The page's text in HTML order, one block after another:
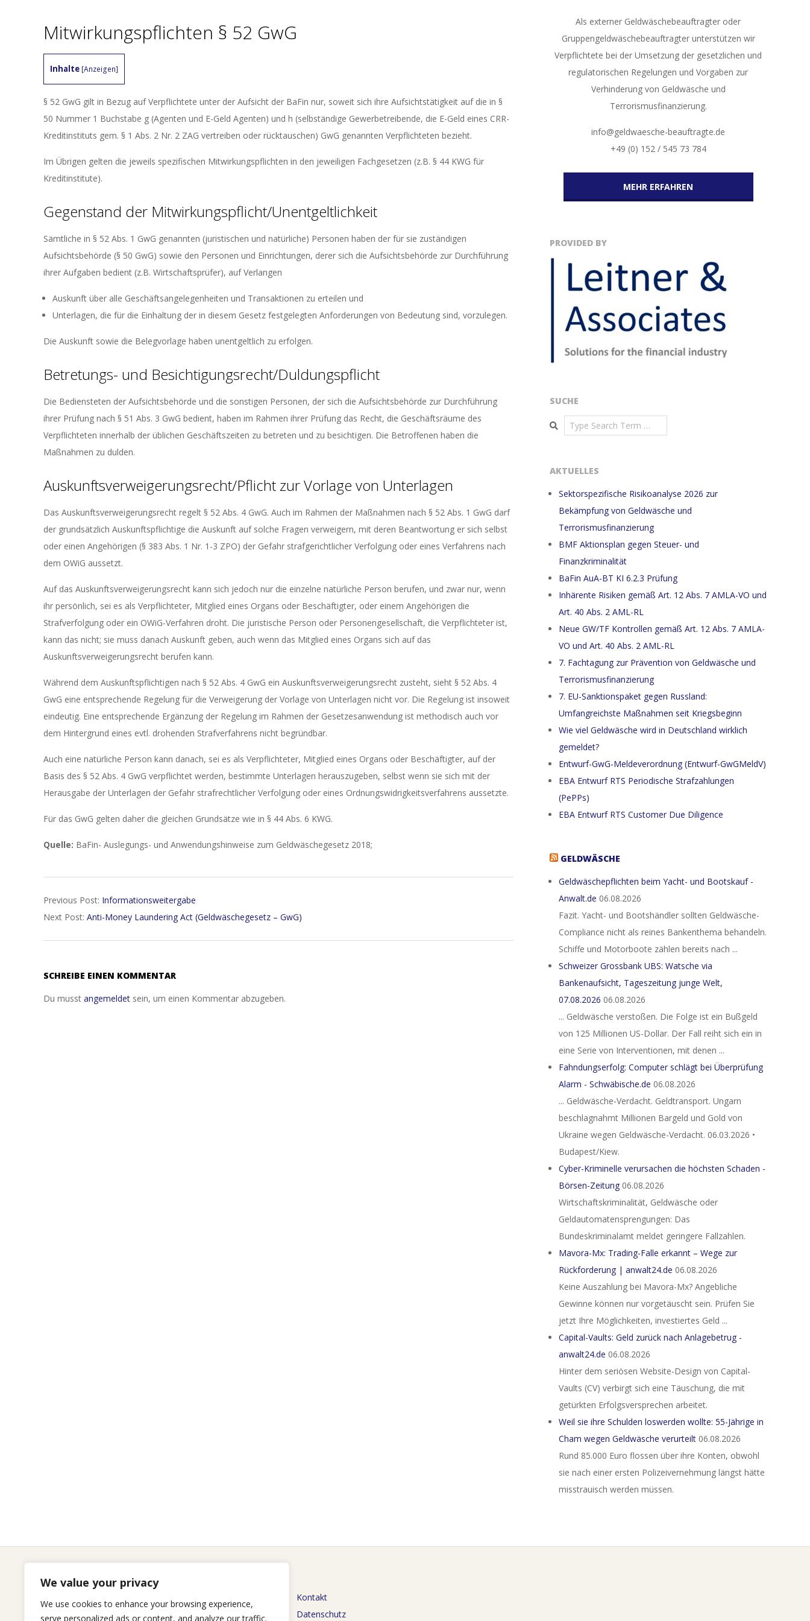
We value your privacy
We use cookies to enhance your browsing experience,
serve personalized ads or content, and analyze our traffic.
Mitwirkungspflichten § 52 GwG
Inhalte [Anzeigen]
§ 52 GwG gilt in Bezug auf Verpflichtete unter der Aufsicht der BaFin nur, soweit sich ihre Aufsichtstätigkeit auf die in §
50 Nummer 1 Buchstabe g (Agenten und E-Geld Agenten) und h (selbständige Gewerbetreibende, die E-Geld eines CRR-
Kreditinstituts gem. § 1 Abs. 2 Nr. 2 ZAG vertreiben oder rücktauschen) GwG genannten Verpflichteten bezieht.
Im Übrigen gelten die jeweils spezifischen Mitwirkungspflichten in den jeweiligen Fachgesetzen (z.B. § 44 KWG für
Kreditinstitute).
Gegenstand der Mitwirkungspflicht/Unentgeltlichkeit
Sämtliche in § 52 Abs. 1 GwG genannten (juristischen und natürliche) Personen haben der für sie zuständigen
Aufsichtsbehörde (§ 50 GwG) sowie den Personen und Einrichtungen, derer sich die Aufsichtsbehörde zur Durchführung
ihrer Aufgaben bedient (z.B. Wirtschaftsprüfer), auf Verlangen
Auskunft über alle Geschäftsangelegenheiten und Transaktionen zu erteilen und
Unterlagen, die für die Einhaltung der in diesem Gesetz festgelegten Anforderungen von Bedeutung sind, vorzulegen.
Die Auskunft sowie die Belegvorlage haben unentgeltlich zu erfolgen.
Betretungs- und Besichtigungsrecht/Duldungspflicht
Die Bediensteten der Aufsichtsbehörde und die sonstigen Personen, der sich die Aufsichtsbehörde zur Durchführung
ihrer Prüfung nach § 51 Abs. 3 GwG bedient, haben im Rahmen ihrer Prüfung das Recht, die Geschäftsräume des
Verpflichteten innerhalb der üblichen Geschäftszeiten zu betreten und zu besichtigen. Die Betroffenen haben die
Maßnahmen zu dulden.
Auskunftsverweigerungsrecht/Pflicht zur Vorlage von Unterlagen
Das Auskunftsverweigerungsrecht regelt § 52 Abs. 4 GwG. Auch im Rahmen der Maßnahmen nach § 52 Abs. 1 GwG darf
der grundsätzlich Auskunftspflichtige die Auskunft auf solche Fragen verweigern, mit deren Beantwortung er sich selbst
oder einen Angehörigen (§ 383 Abs. 1 Nr. 1-3 ZPO) der Gefahr strafgerichtlicher Verfolgung oder eines Verfahrens nach
dem OWiG aussetzt.
Auf das Auskunftsverweigerungsrecht kann sich jedoch nur die einzelne natürliche Person berufen, und zwar nur, wenn
ihr persönlich, sei es als Verpflichteter, Mitglied eines Organs oder Beschäftigter, oder einem Angehörigen die
Strafverfolgung oder ein OWiG-Verfahren droht. Die juristische Person oder Personengesellschaft, die Verpflichteter ist,
kann das nicht; sie muss danach Auskunft geben, auch wenn das Mitglied eines Organs sich auf das
Auskunftsverweigerungsrecht berufen kann.
Während dem Auskunftspflichtigen nach § 52 Abs. 4 GwG ein Auskunftsverweigerungsrecht zusteht, sieht § 52 Abs. 4
GwG eine entsprechende Regelung für die Verweigerung der Vorlage von Unterlagen nicht vor. Die Regelung ist insoweit
eindeutig. Eine entsprechende Ergänzung der Regelung im Rahmen der Gesetzesanwendung ist methodisch auch vor
dem Hintergrund eines evtl. drohenden Strafverfahrens nicht begründbar.
Auch eine natürliche Person kann danach, sei es als Verpflichteter, Mitglied eines Organs oder Beschäftigter, auf der
Basis des § 52 Abs. 4 GwG verpflichtet werden, bestimmte Unterlagen herauszugeben, selbst wenn sie sich mit der
Herausgabe der Unterlagen der Gefahr strafrechtlicher Verfolgung oder eines Ordnungswidrigkeitsverfahrens aussetzte.
Für das GwG gelten daher die gleichen Grundsätze wie in § 44 Abs. 6 KWG.
Quelle: BaFin- Auslegungs- und Anwendungshinweise zum Geldwäschegesetz 2018;
12-
25
Previous Post: Informationsweitergabe
Next Post: Anti-Money Laundering Act (Geldwäschegesetz – GwG)
SCHREIBE EINEN KOMMENTAR
Du musst angemeldet sein, um einen Kommentar abzugeben.
Als externer Geldwäschebeauftragter oder
Gruppengeldwäschebeauftragter unterstützen wir
Verpflichtete bei der Umsetzung der gesetzlichen und
regulatorischen Regelungen und Vorgaben zur
Verhinderung von Geldwäsche und
Terrorismusfinanzierung.
info@geldwaesche-beauftragte.de
+49 (0) 152 / 545 73 784
MEHR ERFAHREN
PROVIDED BY
SUCHE
Search
AKTUELLES
Sektorspezifische Risikoanalyse 2026 zur
Bekämpfung von Geldwäsche und
Terrorismusfinanzierung
BMF Aktionsplan gegen Steuer- und
Finanzkriminalität
BaFin AuA-BT KI 6.2.3 Prüfung
Inhärente Risiken gemäß Art. 12 Abs. 7 AMLA-VO und
Art. 40 Abs. 2 AML-RL
Neue GW/TF Kontrollen gemäß Art. 12 Abs. 7 AMLA-
VO und Art. 40 Abs. 2 AML-RL
7. Fachtagung zur Prävention von Geldwäsche und
Terrorismusfinanzierung
7. EU-Sanktionspaket gegen Russland:
Umfangreichste Maßnahmen seit Kriegsbeginn
Wie viel Geldwäsche wird in Deutschland wirklich
gemeldet?
Entwurf-GwG-Meldeverordnung (Entwurf-GwGMeldV)
EBA Entwurf RTS Periodische Strafzahlungen
(PePPs)
EBA Entwurf RTS Customer Due Diligence
GELDWÄSCHE
Geldwäschepflichten beim Yacht- und Bootskauf -
Anwalt.de 06.08.2026
Fazit. Yacht- und Bootshändler sollten Geldwäsche-
Compliance nicht als reines Bankenthema behandeln.
Schiffe und Motorboote zählen bereits nach ...
Schweizer Grossbank UBS: Watsche via
Bankenaufsicht, Tageszeitung junge Welt,
07.08.2026 06.08.2026
... Geldwäsche verstoßen. Die Folge ist ein Bußgeld
von 125 Millionen US-Dollar. Der Fall reiht sich ein in
eine Serie von Interventionen, mit denen ...
Fahndungserfolg: Computer schlägt bei Überprüfung
Alarm - Schwäbische.de 06.08.2026
... Geldwäsche-Verdacht. Geldtransport. Ungarn
beschlagnahmt Millionen Bargeld und Gold von
Ukraine wegen Geldwäsche-Verdacht. 06.03.2026 •
Budapest/Kiew.
Cyber-Kriminelle verursachen die höchsten Schaden -
Börsen-Zeitung 06.08.2026
Wirtschaftskriminalität, Geldwäsche oder
Geldautomatensprengungen: Das
Bundeskriminalamt meldet geringere Fallzahlen.
Mavora-Mx: Trading-Falle erkannt – Wege zur
Rückforderung | anwalt24.de 06.08.2026
Keine Auszahlung bei Mavora-Mx? Angebliche
Gewinne können nur vorgetäuscht sein. Prüfen Sie
jetzt Ihre Möglichkeiten, investiertes Geld ...
Capital-Vaults: Geld zurück nach Anlagebetrug -
anwalt24.de 06.08.2026
Hinter dem seriösen Website-Design von Capital-
Vaults (CV) verbirgt sich eine Täuschung, die mit
getürkten Erfolgsversprechen arbeitet.
Weil sie ihre Schulden loswerden wollte: 55-Jährige in
Cham wegen Geldwäsche verurteilt 06.08.2026
Rund 85.000 Euro flossen über ihre Konten, obwohl
sie nach einer ersten Polizeivernehmung längst hätte
misstrauisch werden müssen.
Kontakt
Datenschutz